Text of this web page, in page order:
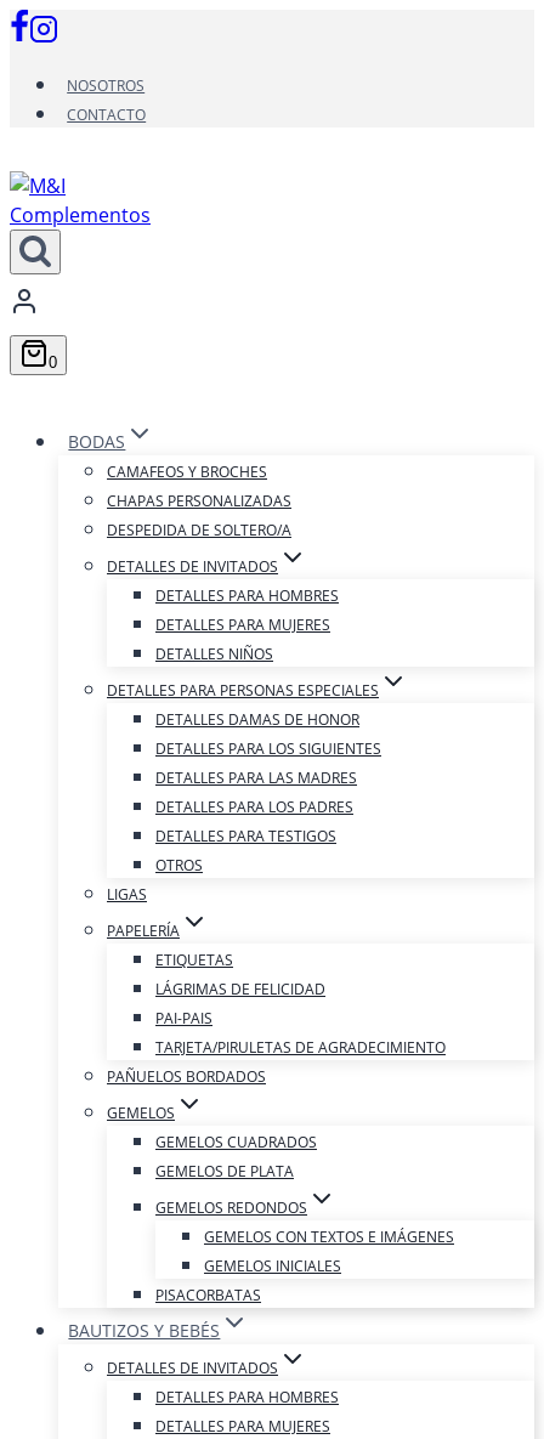
Saltar
contenidoNOSOTROS
CONTACTO
0
BODAS
CAMAFEOS Y BROCHES
CHAPAS PERSONALIZADAS
DESPEDIDA DE SOLTERO/A
DETALLES DE INVITADOS
DETALLES PARA HOMBRES
DETALLES PARA MUJERES
DETALLES NIÑOS
DETALLES PARA PERSONAS ESPECIALES
DETALLES DAMAS DE HONOR
DETALLES PARA LOS SIGUIENTES
DETALLES PARA LAS MADRES
DETALLES PARA LOS PADRES
DETALLES PARA TESTIGOS
OTROS
LIGAS
PAPELERÍA
ETIQUETAS
LÁGRIMAS DE FELICIDAD
PAI-PAIS
TARJETA/PIRULETAS DE AGRADECIMIENTO
PAÑUELOS BORDADOS
GEMELOS
GEMELOS CUADRADOS
GEMELOS DE PLATA
GEMELOS REDONDOS
GEMELOS CON TEXTOS E IMÁGENES
GEMELOS INICIALES
PISACORBATAS
BAUTIZOS Y BEBÉS
DETALLES DE INVITADOS
DETALLES PARA HOMBRES
DETALLES PARA MUJERES